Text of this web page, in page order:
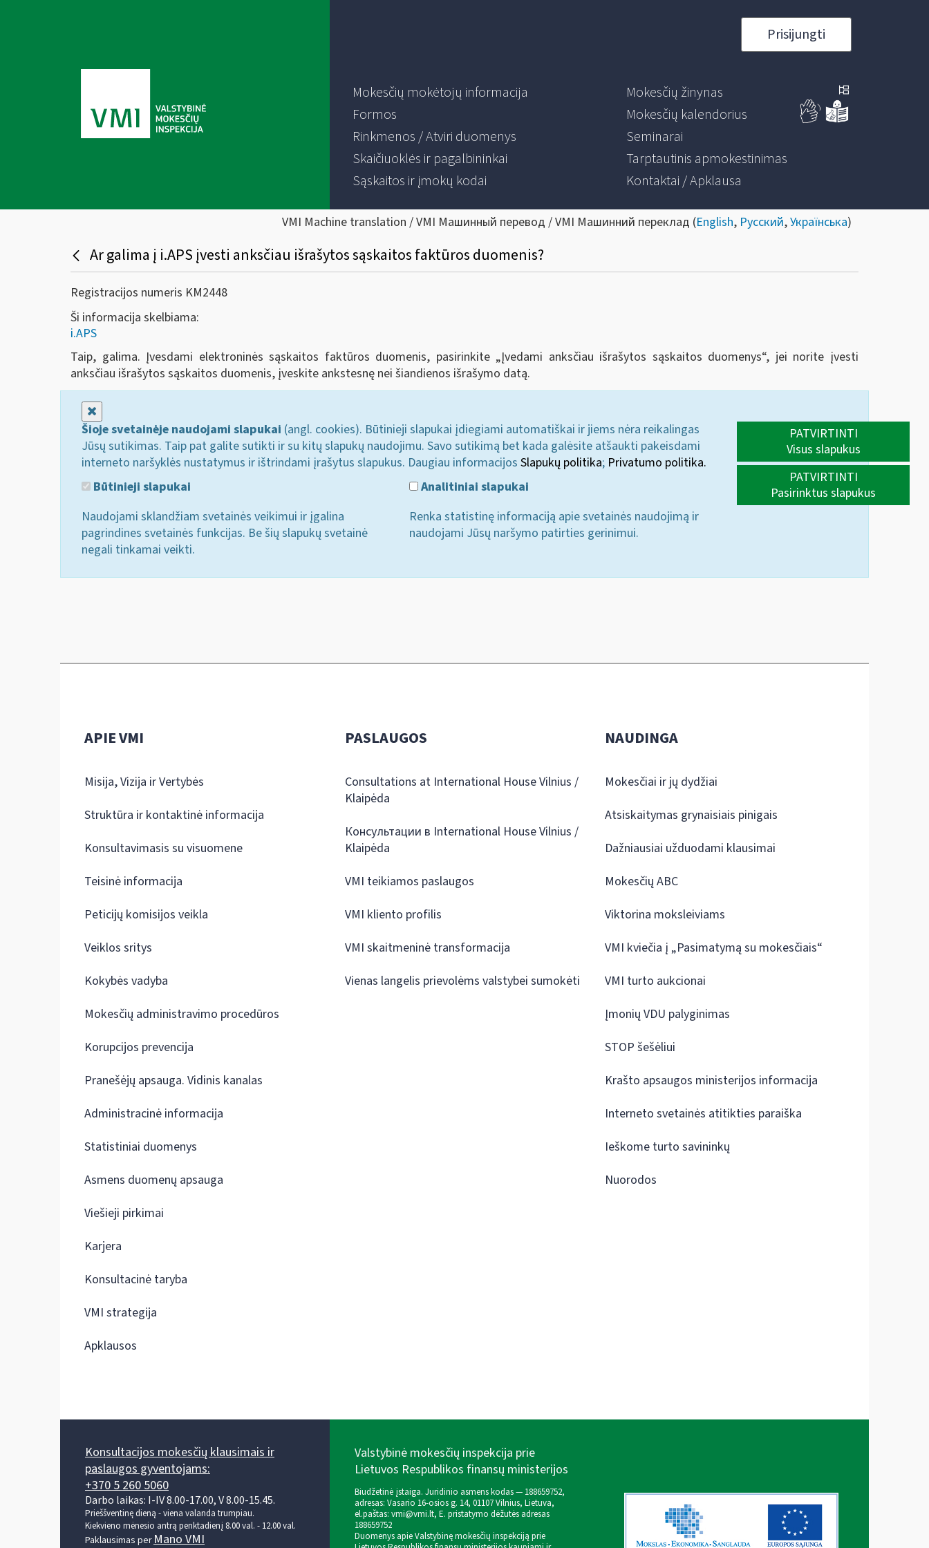
Prisijungti
Mokesčių mokėtojų informacija
Formos
Rinkmenos / Atviri duomenys
Skaičiuoklės ir pagalbininkai
Sąskaitos ir įmokų kodai
Mokesčių žinynas
Mokesčių kalendorius
Seminarai
Tarptautinis apmokestinimas
Kontaktai / Apklausa
VMI Machine translation / VMI Машинный перевод / VMI Машинний переклад (English, Русский,Українська)
Ar galima į i.APS įvesti anksčiau išrašytos sąskaitos faktūros duomenis?
Registracijos numeris KM2448
Ši informacija skelbiama:
i.APS
Taip, galima. Įvesdami elektroninės sąskaitos faktūros duomenis, pasirinkite „Įvedami anksčiau išrašytos sąskaitos duomenys“, jei norite įvesti
anksčiau išrašytos sąskaitos duomenis, įveskite ankstesnę nei šiandienos išrašymo datą.
Šioje svetainėje naudojami slapukai (angl. cookies). Būtinieji slapukai įdiegiami automatiškai ir jiems nėra reikalingas
Jūsų sutikimas. Taip pat galite sutikti ir su kitų slapukų naudojimu. Savo sutikimą bet kada galėsite atšaukti pakeisdami
interneto naršyklės nustatymus ir ištrindami įrašytus slapukus. Daugiau informacijos Slapukų politika; Privatumo politika.
Būtinieji slapukai
Naudojami sklandžiam svetainės veikimui ir įgalina
pagrindines svetainės funkcijas. Be šių slapukų svetainė
negali tinkamai veikti.
Analitiniai slapukai
Renka statistinę informaciją apie svetainės naudojimą ir
naudojami Jūsų naršymo patirties gerinimui.
PATVIRTINTI
Visus slapukus
PATVIRTINTI
Pasirinktus slapukus
APIE VMI
Misija, Vizija ir Vertybės
Struktūra ir kontaktinė informacija
Konsultavimasis su visuomene
Teisinė informacija
Peticijų komisijos veikla
Veiklos sritys
Kokybės vadyba
Mokesčių administravimo procedūros
Korupcijos prevencija
Pranešėjų apsauga. Vidinis kanalas
Administracinė informacija
Statistiniai duomenys
Asmens duomenų apsauga
Viešieji pirkimai
Karjera
Konsultacinė taryba
VMI strategija
Apklausos
PASLAUGOS
Consultations at International House Vilnius /
Klaipėda
Консультации в International House Vilnius /
Klaipėda
VMI teikiamos paslaugos
VMI kliento profilis
VMI skaitmeninė transformacija
Vienas langelis prievolėms valstybei sumokėti
NAUDINGA
Mokesčiai ir jų dydžiai
Atsiskaitymas grynaisiais pinigais
Dažniausiai užduodami klausimai
Mokesčių ABC
Viktorina moksleiviams
VMI kviečia į „Pasimatymą su mokesčiais“
VMI turto aukcionai
Įmonių VDU palyginimas
STOP šešėliui
Krašto apsaugos ministerijos informacija
Interneto svetainės atitikties paraiška
Ieškome turto savininkų
Nuorodos
Konsultacijos mokesčių klausimais ir
paslaugos gyventojams:
+370 5 260 5060
Darbo laikas: I-IV 8.00-17.00, V 8.00-15.45.
Prieššventinę dieną - viena valanda trumpiau.
Kiekvieno mėnesio antrą penktadienį 8.00 val. - 12.00 val.
Paklausimas per Mano VMI
Valstybinė mokesčių inspekcija prie
Lietuvos Respublikos finansų ministerijos
Biudžetinė įstaiga. Juridinio asmens kodas — 188659752,
adresas: Vasario 16-osios g. 14, 01107 Vilnius, Lietuva,
el.paštas: vmi@vmi.lt, E. pristatymo dėžutės adresas
188659752
Duomenys apie Valstybinę mokesčių inspekciją prie